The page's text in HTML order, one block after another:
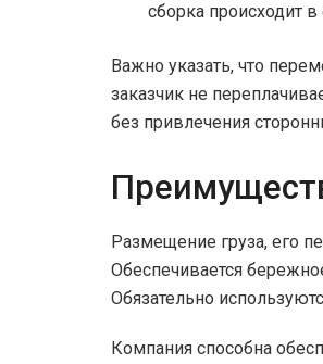
сборка происходит
Важно указать, что
заказчик не
без привлечения
Размещение груза, его
Обеспечивается
Обязательно
Компания способна